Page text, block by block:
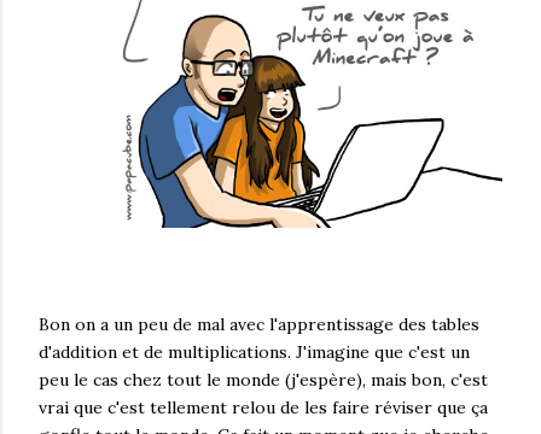
Bon on a un peu de mal avec l'apprentissage des tables
d'addition et de multiplications. J'imagine que c'est un
peu le cas chez tout le monde (j'espère), mais bon, c'est
vrai que c'est tellement relou de les faire réviser que ça